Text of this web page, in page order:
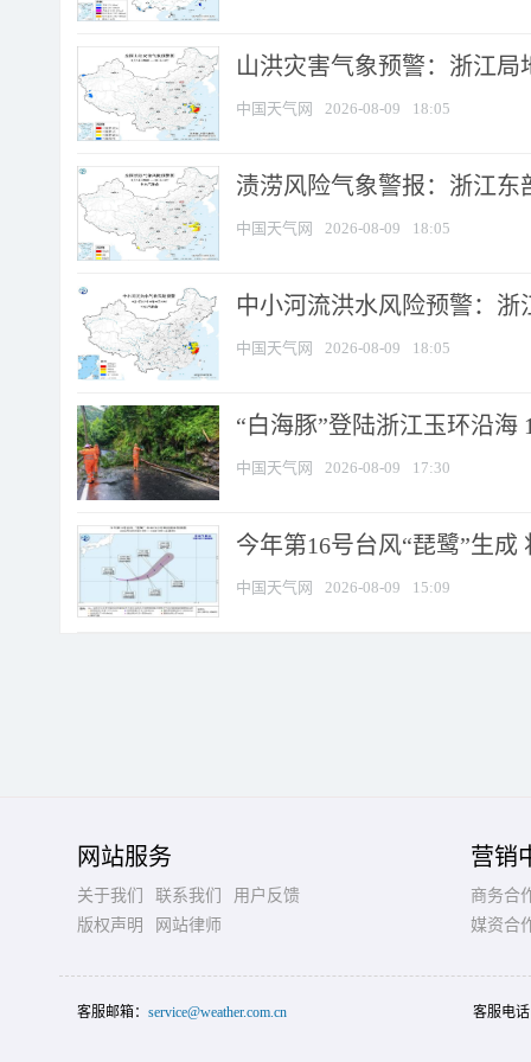
山洪灾害气象预警：浙江
中国天气网 2026-08-09 18:05
渍涝风险气象警报：浙江
中国天气网 2026-08-09 18:05
中小河流洪水风险预警：
中国天气网 2026-08-09 18:05
“白海豚”登陆浙江玉环沿海
中国天气网 2026-08-09 17:30
今年第16号台风“琵鹭”生
中国天气网 2026-08-09 15:09
网站服务
关于我们 联系我们
用户反馈
版权声明
网站律师
营销
商务合
媒资合
客服邮箱： service@weather.com.cn 客服电